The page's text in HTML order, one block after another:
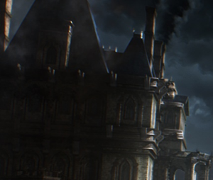
Bloodborne wiki